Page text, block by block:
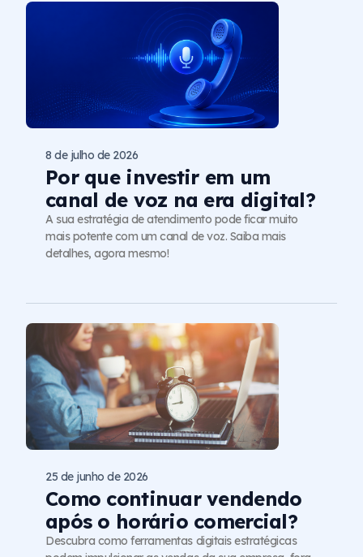
Por que investir em um
canal de voz na era digital?
8 de julho de 2026
A sua estratégia de atendimento pode ficar muito
mais potente com um canal de voz. Saiba mais
detalhes, agora mesmo!
Como continuar vendendo
após o horário comercial?
25 de junho de 2026
Descubra como ferramentas digitais estratégicas